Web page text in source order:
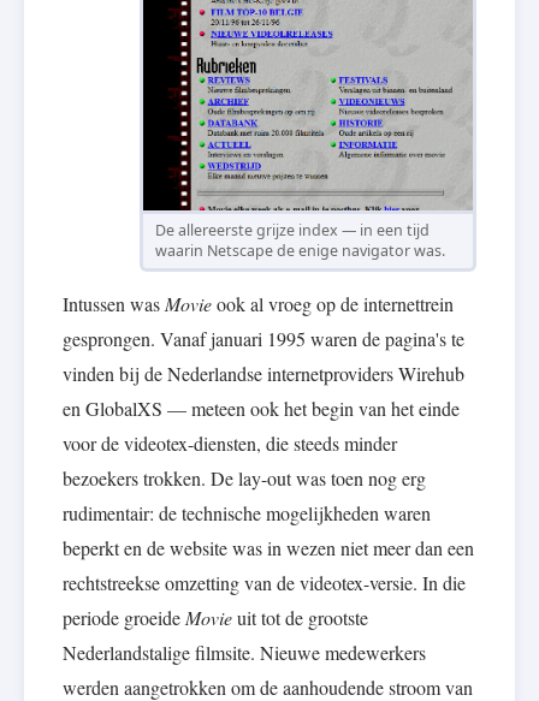
De allereerste grijze index — in een tijd
waarin Netscape de enige navigator was.
Intussen was Movieook al vroeg op de internettrein
gesprongen. Vanaf januari 1995 waren de pagina's te
vinden bij de Nederlandse internetproviders Wirehub
en GlobalXS — meteen ook het begin van het einde
voor de videotex-diensten, die steeds minder
bezoekers trokken. De lay-out was toen nog erg
rudimentair: de technische mogelijkheden waren
beperkt en de website was in wezen niet meer dan een
rechtstreekse omzetting van de videotex-versie. In die
periode groeide Movieuit tot de grootste
Nederlandstalige filmsite. Nieuwe medewerkers
werden aangetrokken om de aanhoudende stroom van